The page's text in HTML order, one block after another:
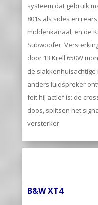
systeem dat gebruik
801s als sides en
middenkanaal, en de
Subwoofer.
door 13 Krell 650W
de
anders luidspreker
feit hij actief is: de
doos, splitsen het
versterker
B&W XT4